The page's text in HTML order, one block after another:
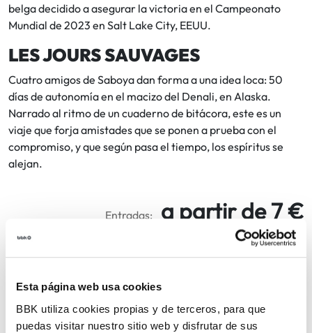
Esta página web usa cookies
BBK utiliza cookies propias y de terceros, para que
puedas visitar nuestro sitio web y disfrutar de sus
belga decidido a asegurar la victoria en el Campeonato
Mundial de 2023 en Salt Lake City, EEUU.
LES JOURS SAUVAGES
Cuatro amigos de Saboya dan forma a una idea loca: 50
días de autonomía en el macizo del Denali, en Alaska.
Narrado al ritmo de un cuaderno de bitácora, este es un
viaje que forja amistades que se ponen a prueba con el
compromiso, y que según pasa el tiempo, los espíritus se
alejan.
Entradas: a partir de 7 €
anticipada 7€ / día del evento 9€
VOLVER